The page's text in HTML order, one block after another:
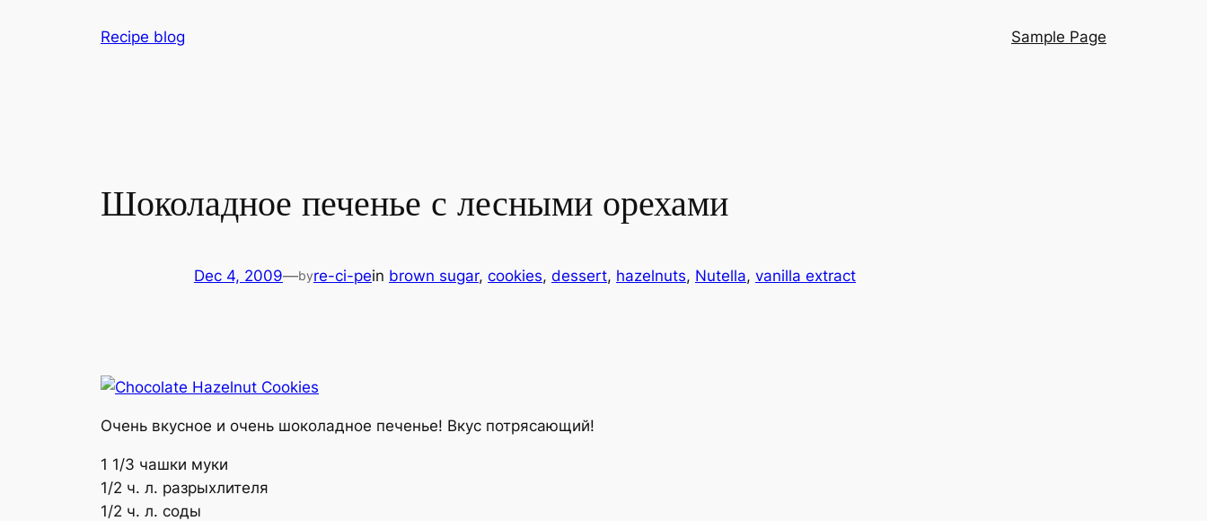
Recipe blog Sample Page
Шоколадное печенье с лесными орехами
Dec 4, 2009—byre-ci-pein brown sugar, cookies, dessert, hazelnuts, Nutella, vanilla extract
Очень вкусное и очень шоколадное печенье! Вкус потрясающий!
1 1/3 чашки муки
1/2 ч. л. разрыхлителя
1/2 ч. л. соды